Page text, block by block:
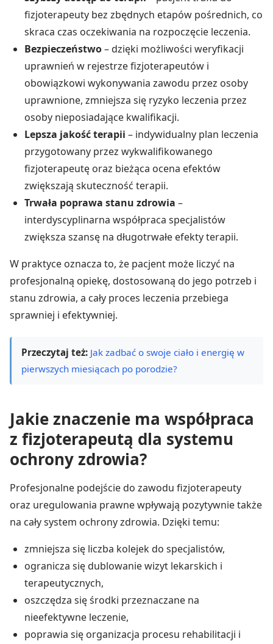
fizjoterapeuty bez zbędnych etapów pośrednich, co
skraca czas oczekiwania na rozpoczęcie leczenia.
Bezpieczeństwo– dzięki możliwości weryfikacji
uprawnień w rejestrze fizjoterapeutów i
obowiązkowi wykonywania zawodu przez osoby
uprawnione, zmniejsza się ryzyko leczenia przez
osoby nieposiadające kwalifikacji.
Lepsza jakość terapii – indywidualny plan leczenia
przygotowany przez wykwalifikowanego
fizjoterapeutę oraz bieżąca ocena efektów
zwiększają skuteczność terapii.
Trwała poprawa stanu zdrowia –
interdyscyplinarna współpraca specjalistów
zwiększa szansę na długotrwałe efekty terapii.
W praktyce oznacza to, że pacjent może liczyć na
profesjonalną opiekę, dostosowaną do jego potrzeb i
stanu zdrowia, a cały proces leczenia przebiega
sprawniej i efektywniej.
Przeczytaj też: Jak zadbać o swoje ciało i energię w
pierwszych miesiącach po porodzie?
Jakie znaczenie ma współpraca
z fizjoterapeutą dla systemu
ochrony zdrowia?
Profesjonalne podejście do zawodu fizjoterapeuty
oraz uregulowania prawne wpływają pozytywnie także
na cały system ochrony zdrowia. Dzięki temu:
zmniejsza się liczba kolejek do specjalistów,
ogranicza się dublowanie wizyt lekarskich i
terapeutycznych,
oszczędza się środki przeznaczane na
nieefektywne leczenie,
poprawia się organizacja procesu rehabilitacji i